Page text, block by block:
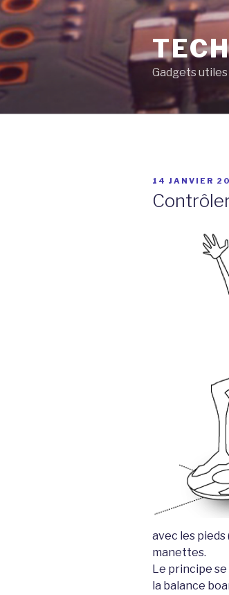
Aller
au
contenu
principal
Gadgets
PUBLIÉ
14 JANVIER
avec les
manettes.
Le principe
la balance